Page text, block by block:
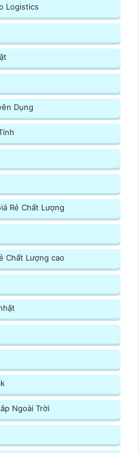
Logistics
Dụng
Rẻ Chất Lượng
Chất Lượng cao
Ngoài Trời